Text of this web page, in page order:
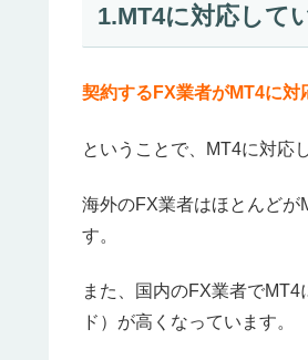
1.MT4に対応して
契約するFX業者がMT4に対
ということで、MT4に対応
海外のFX業者はほとんどが
す。
また、国内のFX業者で
ド）が高くなっています。